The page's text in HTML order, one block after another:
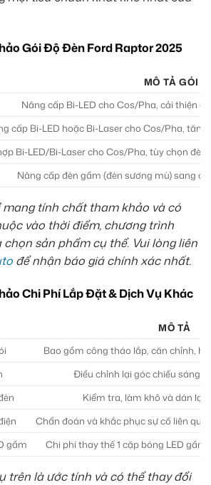
Gói Độ Đèn Ford Raptor 2025
MÔ TẢ GÓI
Nâng cấp Bi-LED cho Cos/Pha, cải thiện
cấp Bi-LED hoặc Bi-Laser cho Cos/Pha,
Bi-LED/Bi-Laser cho Cos/Pha, tùy chọn đèn
Nâng cấp đèn gầm (đèn sương mù) sang
mang tính chất tham khảo và có
vào thời điểm, chương trình
sản phẩm cụ thể. Vui lòng liên
để nhận báo giá chính xác nhất.
Chi Phí Lắp Đặt & Dịch Vụ Khác
MÔ TẢ
Bao gồm công tháo lắp, căn chỉnh,
Điều chỉnh lại góc chiếu sáng
Kiểm tra, làm khô và dán lại
Chẩn đoán và khắc phục sự cố liên
gầm
Chi phí thay thế 1 cặp bóng LED gầm
trên là ước tính và có thể thay đổi